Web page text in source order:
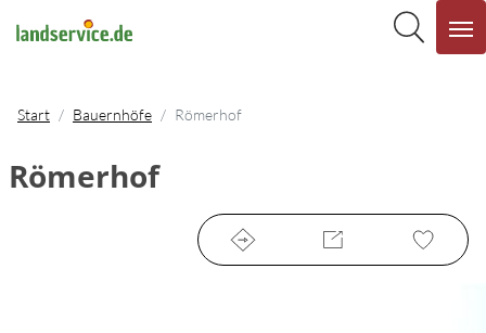
Start Bauernhöfe Römerhof
Römerhof